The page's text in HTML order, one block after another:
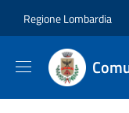
Regione Lombardia